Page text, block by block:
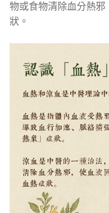
物或食物清除血分熱
狀。